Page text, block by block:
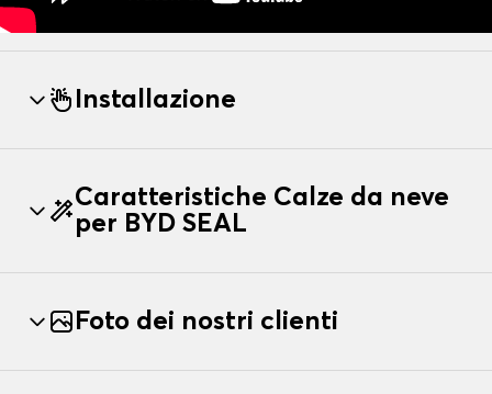
Installazione
Caratteristiche Calze da neve
per BYD SEAL
Foto dei nostri clienti